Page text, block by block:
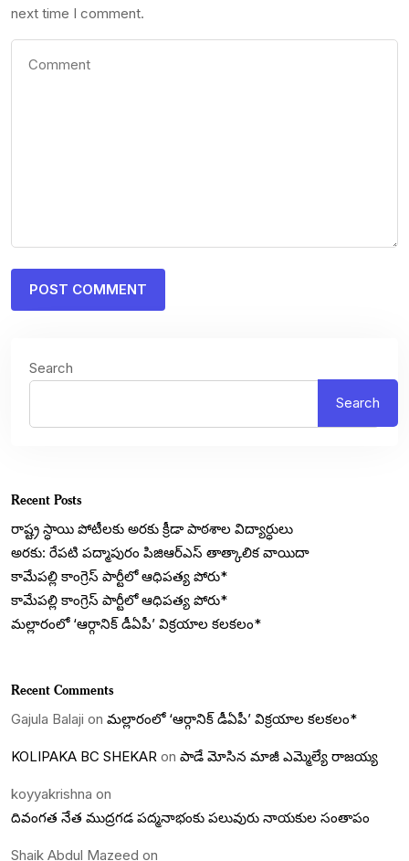
next time I comment.
Search
Search
Recent Posts
రాష్ట్ర స్ధాయి పోటీలకు అరకు క్రీడా పాఠశాల విద్యార్ధులు
అరకు: రేపటి పద్మాపురం పిజిఆర్ఎస్ తాత్కాలిక వాయిదా
కామేపల్లి కాంగ్రెస్ పార్టీలో ఆధిపత్య పోరు*
కామేపల్లి కాంగ్రెస్ పార్టీలో ఆధిపత్య పోరు*
మల్లారంలో ‘ఆర్గానిక్ డీఏపీ’ విక్రయాల కలకలం*
Recent Comments
Gajula Balaji on మల్లారంలో ‘ఆర్గానిక్ డీఏపీ’ విక్రయాల కలకలం*
KOLIPAKA BC SHEKAR on పాడే మోసిన మాజీ ఎమ్మెల్యే రాజయ్య
koyyakrishna on
దివంగత నేత ముద్రగడ పద్మనాభంకు పలువురు నాయకుల సంతాపం
Shaik Abdul Mazeed on